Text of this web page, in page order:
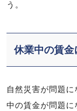
う。
休業中の賃金
自然災害が問題
中の賃金が問題に